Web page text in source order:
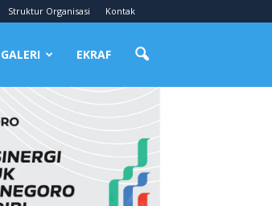
Struktur Organisasi Kontak
GALERI EKRAF